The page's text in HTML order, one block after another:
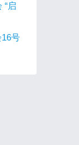
“启
号